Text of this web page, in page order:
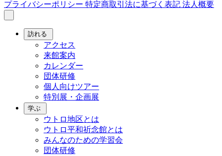
プライバシーポリシー 特定商取引法に基づく表記 法人概要
訪れる
アクセス
来館案内
カレンダー
団体研修
個人向けツアー
特別展・企画展
学ぶ
ウトロ地区とは
ウトロ平和祈念館とは
みんなのための学習会
団体研修